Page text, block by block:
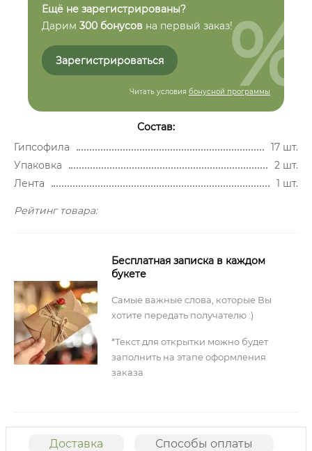
Ещё не зарегистрированы?
Дарим 300 бонусов на первый заказ!
Зарегистрироваться
Читать условия бонусной программы
%
Состав:
Гипсофила
17 шт.
Упаковка
2 шт.
Лента
1 шт.
Рейтинг товара:
Бесплатная записка в каждом
букете
Самые важные слова, которые Вы
хотите передать получателю :)
*Текст для открытки можно будет
заполнить на этапе оформления
заказа
Доставка Способы оплаты